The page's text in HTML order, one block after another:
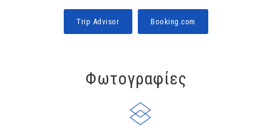
Trip Advisor Booking.com
Φωτογραφίες